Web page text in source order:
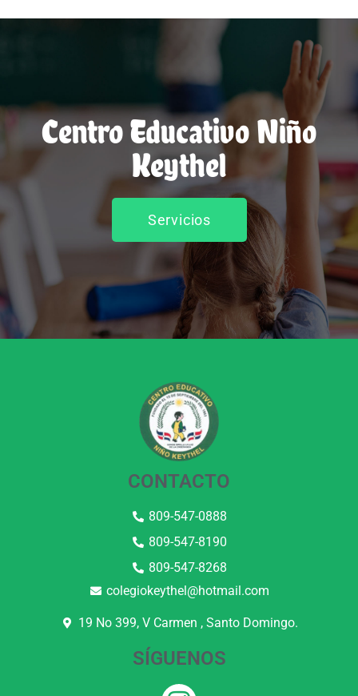
Centro Educativo Niño
Keythel
Servicios
CONTACTO
809-547-0888
809-547-8190
809-547-8268
colegiokeythel@hotmail.com
19 No 399, V Carmen , Santo Domingo.
SÍGUENOS